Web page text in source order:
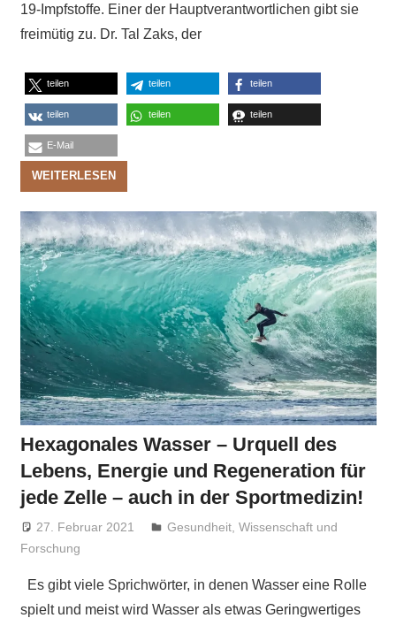
19-Impfstoffe. Einer der Hauptverantwortlichen gibt sie
freimütig zu. Dr. Tal Zaks, der
teilen teilen teilen
teilen teilen teilen
E-Mail
WEITERLESEN
Hexagonales Wasser – Urquell des
Lebens, Energie und Regeneration für
jede Zelle – auch in der Sportmedizin!
27. Februar 2021 Niki Vogt
Gesundheit ,Wissenschaft und
Forschung
Es gibt viele Sprichwörter, in denen Wasser eine Rolle
spielt und meist wird Wasser als etwas Geringwertiges